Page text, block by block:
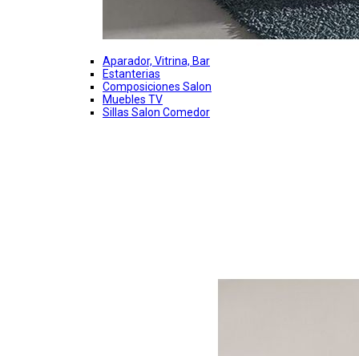
Aparador, Vitrina, Bar
Estanterias
Composiciones Salon
Muebles TV
Sillas Salon Comedor